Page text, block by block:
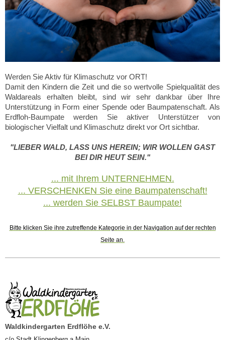
Werden Sie Aktiv für Klimaschutz vor ORT!
Damit den Kindern die Zeit und die so wertvolle Spielqualität des
Waldareals erhalten bleibt, sind wir sehr dankbar über Ihre
Unterstützung in Form einer Spende oder Baumpatenschaft. Als
Erdfloh-Baumpate werden Sie aktiver Unterstützer von
biologischer Vielfalt und Klimaschutz direkt vor Ort sichtbar.
"LIEBER WALD, LASS UNS HEREIN; WIR WOLLEN GAST
BEI DIR HEUT SEIN."
... mit Ihrem UNTERNEHMEN.
... VERSCHENKEN Sie eine Baumpatenschaft!
... werden Sie SELBST Baumpate!
Bitte klicken Sie ihre zutreffende Kategorie in der Navigation auf der rechten
Seite an.
Waldkindergarten Erdflöhe e.V.